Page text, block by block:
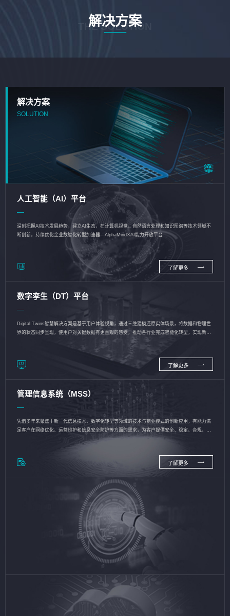
解决方案
THE SOLUTION
解决方案
SOLUTION
人工智能（AI）平台
深刻把握AI技术发展趋势，建立AI生态，在计算机视觉、自然语言处理和知识图谱等技术领域不
断创新，持续优化企业数智化转型加速器—AlphaMind®AI能力开放平台
了解更多
数字孪生（DT）平台
Digital Twins智慧解决方案是基于用户体验视角，通过三维建模还原实体场景，将数据和物理世
界的状态同步呈现，使用户对关键数据有更直观的感受，推动各行业完成智能化转型，实现新旧
了解更多
管理信息系统（MSS）
凭借多年来聚焦于新一代信息技术、数字化转型等领域的技术与商业模式的创新应用，有能力满
足客户在网络优化、运营维护和信息安全防护等方面的需求，为客户提供安全、稳定、合规、持
了解更多